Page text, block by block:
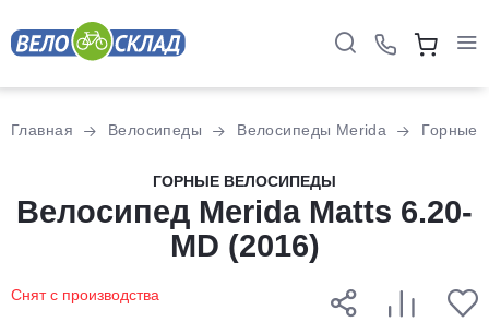
Главная Велосипеды Велосипеды Merida Горные
ГОРНЫЕ ВЕЛОСИПЕДЫ
Велосипед Merida Matts 6.20-
MD (2016)
Снят с производства
Разбейте
оплатуна части
без переплат